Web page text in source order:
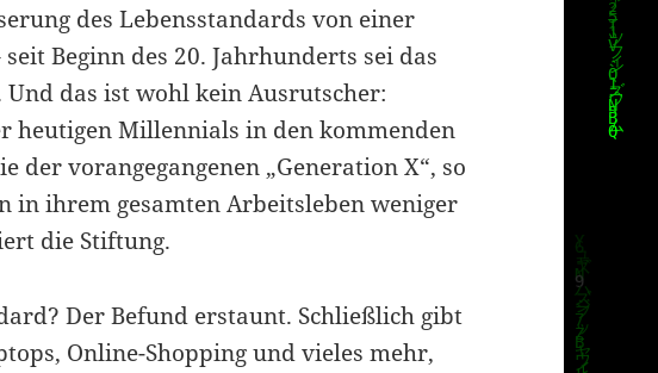
des Lebensstandards von einer
Beginn des 20. Jahrhunderts sei das
das ist wohl kein Ausrutscher:
heutigen Millennials in den kommenden
der vorangegangenen „Generation X“, so
in ihrem gesamten Arbeitsleben weniger
die Stiftung.
Der Befund erstaunt. Schließlich gibt
Online-Shopping und vieles mehr,